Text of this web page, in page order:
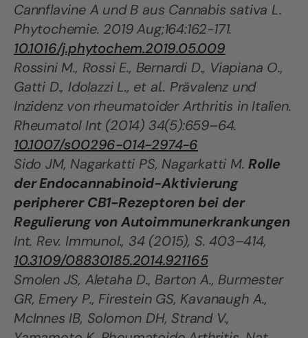
Cannflavine A und B aus Cannabis sativa L.
Phytochemie. 2019 Aug;164:162-171.
10.1016/j.phytochem.2019.05.009
Rossini M., Rossi E., Bernardi D., Viapiana O.,
Gatti D., Idolazzi L., et al.. Prävalenz und
Inzidenz von rheumatoider Arthritis in Italien.
Rheumatol Int (2014) 34(5):659–64.
10.1007/s00296-014-2974-6
Sido JM, Nagarkatti PS, Nagarkatti M.Rolle
der Endocannabinoid-Aktivierung
peripherer CB1-Rezeptoren bei der
Regulierung von Autoimmunerkrankungen
Int. Rev. Immunol., 34 (2015), S. 403–414,
10.3109/08830185.2014.921165
Smolen JS, Aletaha D., Barton A., Burmester
GR, Emery P., Firestein GS, Kavanaugh A.,
McInnes IB, Solomon DH, Strand V.,